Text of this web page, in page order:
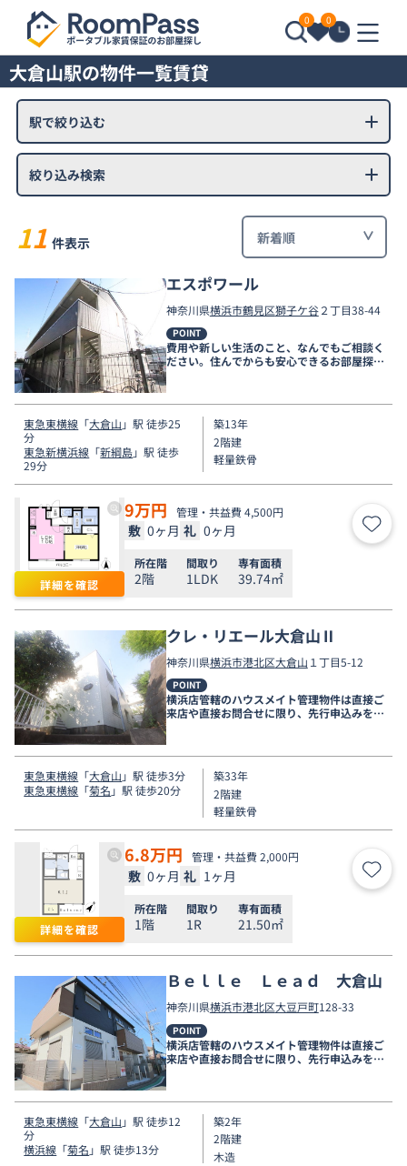
0 0
大倉山駅の物件一覧賃貸
駅で絞り込む
絞り込み検索
11 件表示
エスポワール
神奈川県横浜市鶴見区獅子ケ谷２丁目38-44
POINT
費用や新しい生活のこと、なんでもご相談く
ださい。住んでからも安心できるお部屋探し
をお手伝いします！
東急東横線 「大倉山 」駅 徒歩25
分
東急新横浜線 「新綱島」駅 徒歩
29分
築13年
2階建
軽量鉄骨
詳細を確認
9万円 管理・共益費 4,500円
敷 0ヶ月 礼 0ヶ月 お気
所在階
2階
間取り
1LDK
専有面積
39.74㎡
クレ・リエール大倉山Ⅱ
神奈川県横浜市港北区大倉山 １丁目5-12
POINT
横浜店管轄のハウスメイト管理物件は直接ご
来店や直接お問合せに限り、先行申込みを受
け付けております！
東急東横線 「大倉山 」駅 徒歩3分
東急東横線 「菊名 」駅 徒歩20分
築33年
2階建
軽量鉄骨
詳細を確認
6.8万円 管理・共益費 2,000円
敷 0ヶ月 礼 1ヶ月 お気
所在階
1階
間取り
1R
専有面積
21.50㎡
Ｂｅｌｌｅ Ｌｅａｄ 大倉山
神奈川県横浜市港北区大豆戸町128-33
POINT
横浜店管轄のハウスメイト管理物件は直接ご
来店や直接お問合せに限り、先行申込みを受
け付けております！
東急東横線 「大倉山 」駅 徒歩12
分
横浜線 「菊名 」駅 徒歩13分
築2年
2階建
木造